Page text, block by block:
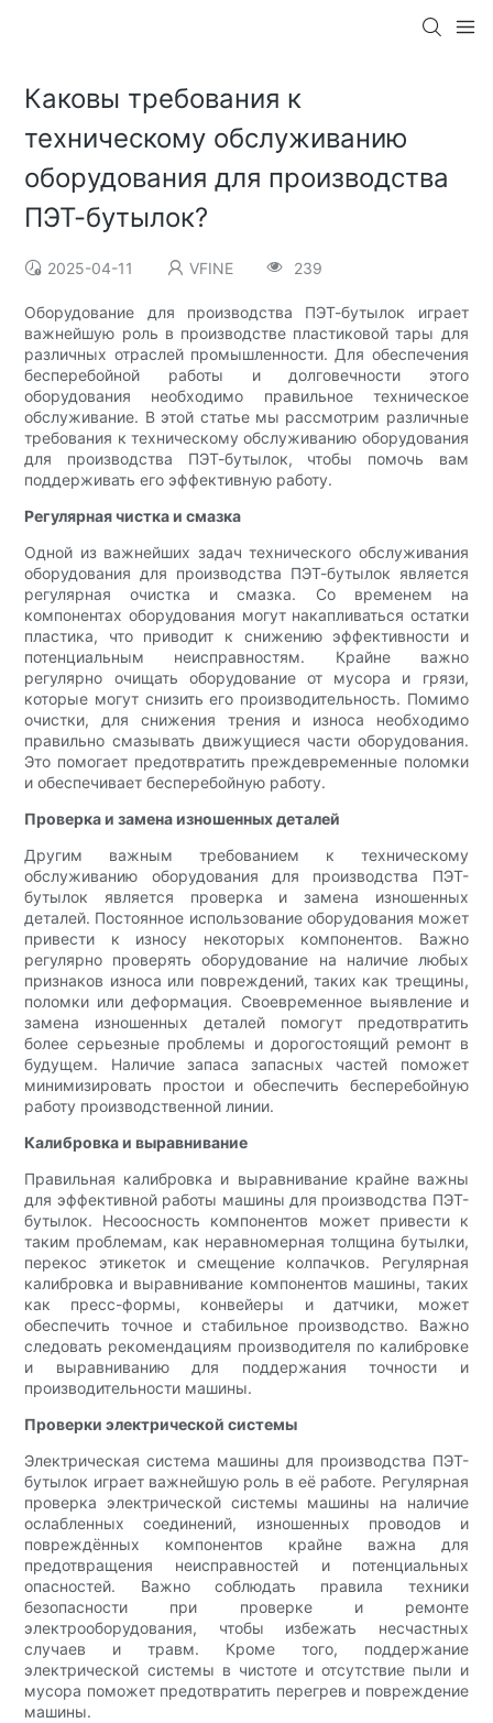
Каковы требования к
техническому обслуживанию
оборудования для производства
ПЭТ-бутылок?
2025-04-11 VFINE 239
Оборудование для производства ПЭТ-бутылок играет
важнейшую роль в производстве пластиковой тары для
различных отраслей промышленности. Для обеспечения
бесперебойной работы и долговечности этого
оборудования необходимо правильное техническое
обслуживание. В этой статье мы рассмотрим различные
требования к техническому обслуживанию оборудования
для производства ПЭТ-бутылок, чтобы помочь вам
поддерживать его эффективную работу.
Регулярная чистка и смазка
Одной из важнейших задач технического обслуживания
оборудования для производства ПЭТ-бутылок является
регулярная очистка и смазка. Со временем на
компонентах оборудования могут накапливаться остатки
пластика, что приводит к снижению эффективности и
потенциальным неисправностям. Крайне важно
регулярно очищать оборудование от мусора и грязи,
которые могут снизить его производительность. Помимо
очистки, для снижения трения и износа необходимо
правильно смазывать движущиеся части оборудования.
Это помогает предотвратить преждевременные поломки
и обеспечивает бесперебойную работу.
Проверка и замена изношенных деталей
Другим важным требованием к техническому
обслуживанию оборудования для производства ПЭТ-
бутылок является проверка и замена изношенных
деталей. Постоянное использование оборудования может
привести к износу некоторых компонентов. Важно
регулярно проверять оборудование на наличие любых
признаков износа или повреждений, таких как трещины,
поломки или деформация. Своевременное выявление и
замена изношенных деталей помогут предотвратить
более серьезные проблемы и дорогостоящий ремонт в
будущем. Наличие запаса запасных частей поможет
минимизировать простои и обеспечить бесперебойную
работу производственной линии.
Калибровка и выравнивание
Правильная калибровка и выравнивание крайне важны
для эффективной работы машины для производства ПЭТ-
бутылок. Несоосность компонентов может привести к
таким проблемам, как неравномерная толщина бутылки,
перекос этикеток и смещение колпачков. Регулярная
калибровка и выравнивание компонентов машины, таких
как пресс-формы, конвейеры и датчики, может
обеспечить точное и стабильное производство. Важно
следовать рекомендациям производителя по калибровке
и выравниванию для поддержания точности и
производительности машины.
Проверки электрической системы
Электрическая система машины для производства ПЭТ-
бутылок играет важнейшую роль в её работе. Регулярная
проверка электрической системы машины на наличие
ослабленных соединений, изношенных проводов и
повреждённых компонентов крайне важна для
предотвращения неисправностей и потенциальных
опасностей. Важно соблюдать правила техники
безопасности при проверке и ремонте
электрооборудования, чтобы избежать несчастных
случаев и травм. Кроме того, поддержание
электрической системы в чистоте и отсутствие пыли и
мусора поможет предотвратить перегрев и повреждение
машины.